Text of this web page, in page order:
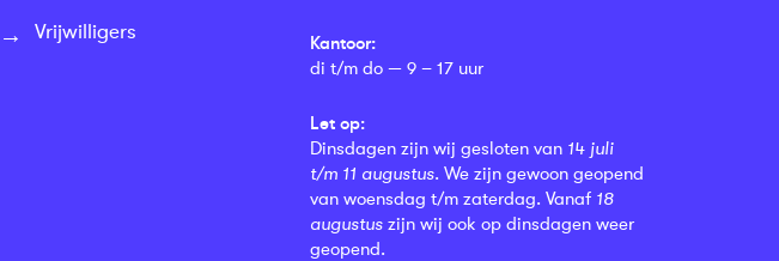
Vrijwilligers
Kantoor:
di t/m do — 9 – 17 uur
Let op:
Dinsdagen zijn wij gesloten van 14 juli
t/m 11 augustus. We zijn gewoon geopend
van woensdag t/m zaterdag. Vanaf 18
augustus zijn wij ook op dinsdagen weer
geopend.